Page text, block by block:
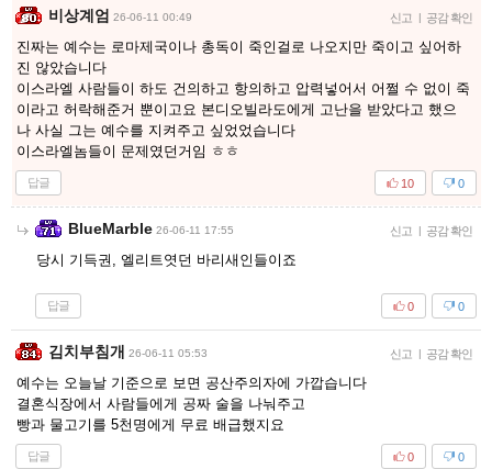
비상계엄 26-06-11 00:49 신고 공감 확인
진짜는 예수는 로마제국이나 총독이 죽인걸로 나오지만 죽이고 싶어하
진 않았습니다
이스라엘 사람들이 하도 건의하고 항의하고 압력넣어서 어쩔 수 없이 죽
이라고 허락해준거 뿐이고요 본디오빌라도에게 고난을 받았다고 했으
나 사실 그는 예수를 지켜주고 싶었었습니다
이스라엘놈들이 문제였던거임 ㅎㅎ
답글 0
10
BlueMarble 26-06-11 17:55 신고 공감 확인
당시 기득권, 엘리트엿던 바리새인들이죠
답글 0
0
김치부침개 26-06-11 05:53 신고 공감 확인
예수는 오늘날 기준으로 보면 공산주의자에 가깝습니다
결혼식장에서 사람들에게 공짜 술을 나눠주고
빵과 물고기를 5천명에게 무료 배급했지요
답글 0
0